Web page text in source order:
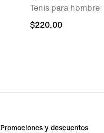
Tenis para hombre
$220.00
$220.00
Promociones y descuentos